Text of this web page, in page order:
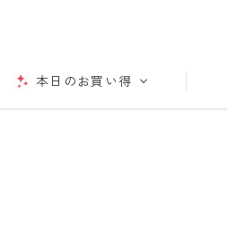
本日のお買い得